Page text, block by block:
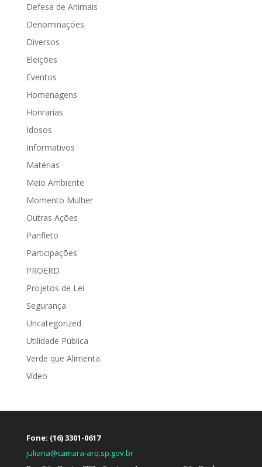
Defesa de Animais
Denominações
Diversos
Eleições
Eventos
Homenagens
Honrarias
Idosos
Informativos
Matérias
Meio Ambiente
Momento Mulher
Outras Ações
Panfleto
Participações
PROERD
Projetos de Lei
Segurança
Uncategorized
Utilidade Pública
Verde que Alimenta
Vídeo
Fone: (16) 3301-0617
juliana@camara-arq.sp.gov.br